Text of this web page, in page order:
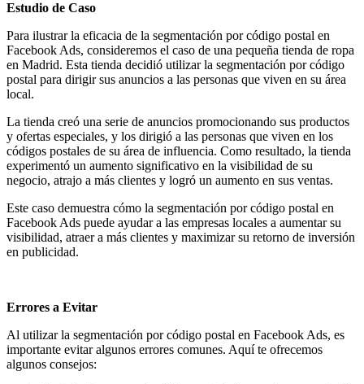
Estudio de Caso
Para ilustrar la eficacia de la segmentación por código postal en
Facebook Ads, consideremos el caso de una pequeña tienda de ropa
en Madrid. Esta tienda decidió utilizar la segmentación por código
postal para dirigir sus anuncios a las personas que viven en su área
local.
La tienda creó una serie de anuncios promocionando sus productos
y ofertas especiales, y los dirigió a las personas que viven en los
códigos postales de su área de influencia. Como resultado, la tienda
experimentó un aumento significativo en la visibilidad de su
negocio, atrajo a más clientes y logró un aumento en sus ventas.
Este caso demuestra cómo la segmentación por código postal en
Facebook Ads puede ayudar a las empresas locales a aumentar su
visibilidad, atraer a más clientes y maximizar su retorno de inversión
en publicidad.
Errores a Evitar
Al utilizar la segmentación por código postal en Facebook Ads, es
importante evitar algunos errores comunes. Aquí te ofrecemos
algunos consejos: